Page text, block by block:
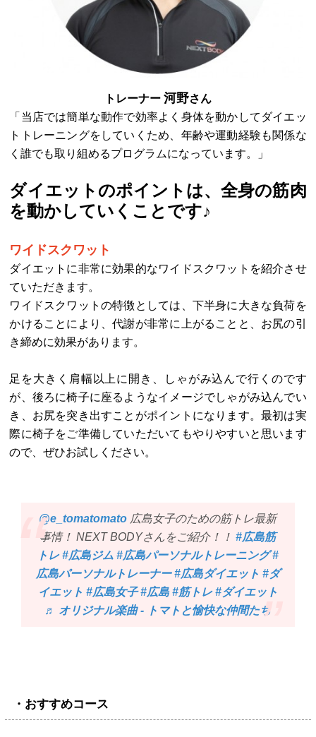
トレーナー 河野さん
「当店では簡単な動作で効率よく身体を動かしてダイエッ
トトレーニングをしていくため、年齢や運動経験も関係な
く誰でも取り組めるプログラムになっています。」
ダイエットのポイントは、全身の筋肉
を動かしていくことです♪
ワイドスクワット
ダイエットに非常に効果的なワイドスクワットを紹介させ
ていただきます。
ワイドスクワットの特徴としては、下半身に大きな負荷を
かけることにより、代謝が非常に上がることと、お尻の引
き締めに効果があります。
足を大きく肩幅以上に開き、しゃがみ込んで行くのです
が、後ろに椅子に座るようなイメージでしゃがみ込んでい
き、お尻を突き出すことがポイントになります。最初は実
際に椅子をご準備していただいてもやりやすいと思います
ので、ぜひお試しください。
@e_tomatomato 広島女子のための筋トレ最新
事情！ NEXT BODYさんをご紹介！！#広島筋
トレ #広島ジム #広島パーソナルトレーニング #
広島パーソナルトレーナー #広島ダイエット #ダ
イエット #広島女子 #広島 #筋トレ #ダイエット
♬ オリジナル楽曲 - トマトと愉快な仲間たち
・おすすめコース